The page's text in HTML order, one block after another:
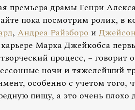
премьера драмы Генри
пока посмотрим ролик, в
,Андреа Райзборои
карьере Марка Джейкобса
процесс, –
ночи и тяжелейший
особенно с учетом
пищу, а это очень плохо